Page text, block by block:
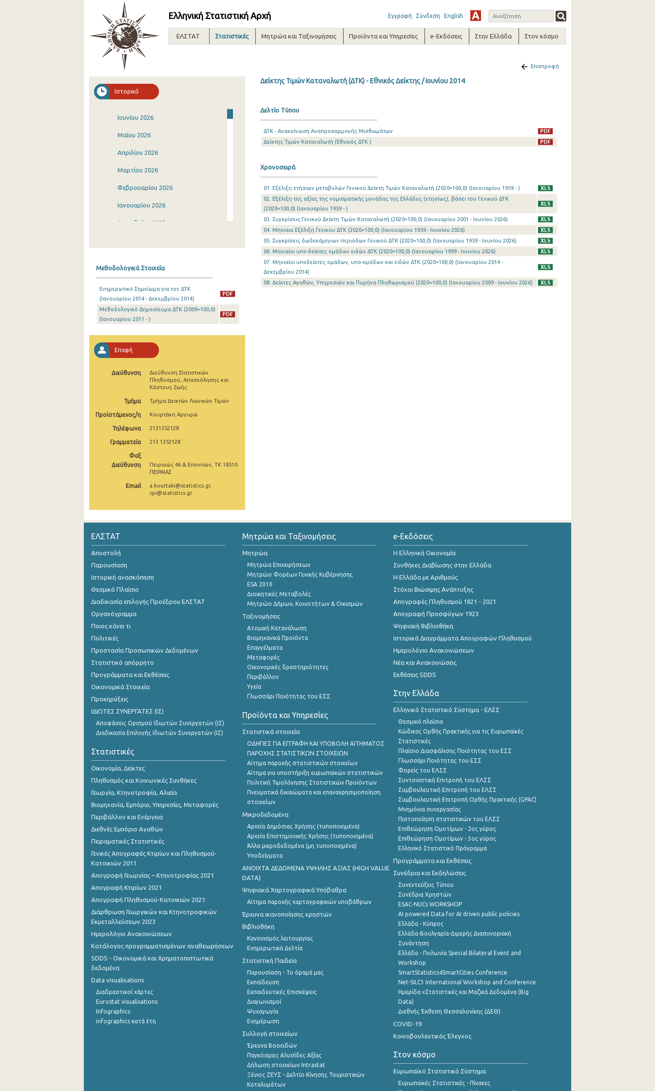
Ελληνική Στατιστική Αρχή Εγγραφή Σύνδεση English
ΕΛΣΤΑΤ Στατιστικές Μητρώα και Ταξινομήσεις Προϊόντα και Υπηρεσίες e-Εκδόσεις Στην Ελλάδα Στον κόσμο
Ιστορικό
Ιουνίου 2026
Μαΐου 2026
Απριλίου 2026
Μαρτίου 2026
Φεβρουαρίου 2026
Ιανουαρίου 2026
Δεκεμβρίου 2025
Αυγούστου 2025
Ιουλίου 2025
Μαρτίου 2025
Φεβρουαρίου 2025
Ιανουαρίου 2025
Δεκεμβρίου 2024
Οκτωβρίου 2024
Σεπτεμβρίου 2024
Ιουλίου 2024
Ιουνίου 2024
Μαΐου 2024
Απριλίου 2024
Μαρτίου 2024
Ιανουαρίου 2024
Δεκεμβρίου 2023
Νοεμβρίου 2023
Οκτωβρίου 2023
Σεπτεμβρίου 2023
Αυγούστου 2023
Ιουλίου 2023
Ιουνίου 2023
Μαΐου 2023
Απριλίου 2023
Μαρτίου 2023
Φεβρουαρίου 2023
Δεκεμβρίου 2022
Νοεμβρίου 2022
Οκτωβρίου 2022
Αυγούστου 2022
Ιουνίου 2022
Μαΐου 2022
Απριλίου 2022
Μαρτίου 2022
Μεθοδολογικά Στοιχεία
Ενημερωτικό Σημείωμα για τον ΔΤΚ
(Ιανουαρίου 2014 - Δεκεμβρίου 2014)
Μεθοδολογικό Δημοσίευμα ΔΤΚ (2009=100,0)
(Ιανουαρίου 2011 - )
Επαφή
Διεύθυνση
Διεύθυνση Στατιστικών
Πληθυσμού, Απασχόλησης και
Κόστους Ζωής
Τμήμα Τμήμα Δεικτών Λιανικών Τιμών
Προϊστάμενος/η Κουρτάκη Αργυρώ
Τηλέφωνα 2131352128
Γραμματεία 213 1352128
Φαξ
Διεύθυνση
Πειραιώς 46 & Επονιτών, ΤΚ 18510
ΠΕΙΡΑΙΑΣ
Email
a.kourtaki@statistics.gr,
cpi@statistics.gr
Επιστροφή
Δείκτης Τιμών Καταναλωτή (ΔΤΚ) - Εθνικός Δείκτης / Ιουνίου 2014
Δελτίο Τύπου
ΔΤΚ - Ανακοίνωση Αναπροσαρμογής Μισθωμάτων
Δείκτης Τιμών Καταναλωτή (Εθνικός ΔΤΚ )
Χρονοσειρά
01. Εξέλιξη ετήσιων μεταβολών Γενικού Δείκτη Τιμών Καταναλωτή (2020=100,0) (Ιανουαρίου 1959 - )
02. Εξέλιξη της αξίας της νομισματικής μονάδας της Ελλάδος (ετησίως), βάσει του Γενικού ΔΤΚ
(2020=100,0) (Ιανουαρίου 1959 - )
03. Συγκρίσεις Γενικού Δείκτη Τιμών Καταναλωτή (2020=100,0) (Ιανουαρίου 2001 - Ιουνίου 2026)
04. Μηνιαια Εξέλιξη Γενικου ΔΤΚ (2020=100,0) (Ιανουαρίου 1959 - Ιουνίου 2026)
05. Συγκρίσεις δωδεκάμηνων περιόδων Γενικού ΔΤΚ (2020=100,0) (Ιανουαρίου 1959 - Ιουνίου 2026)
06. Μηνιαίοι υπο-δείκτες ομάδων ειδών ΔΤΚ (2020=100,0) (Ιανουαρίου 1999 - Ιουνίου 2026)
07. Μηνιαίοι υποδείκτες oμάδων, υπο-ομάδων και ειδών ΔΤΚ (2020=100,0) (Ιανουαρίου 2014 -
Δεκεμβρίου 2014)
08. Δείκτες Αγαθών, Υπηρεσιών και Πυρήνα Πληθωρισμού (2020=100,0) (Ιανουαρίου 2009 - Ιουνίου 2026)
ΕΛΣΤΑΤ
Αποστολή
Παρουσίαση
Ιστορική ανασκόπηση
Θεσμικό Πλαίσιο
Διαδικασία επιλογής Προέδρου ΕΛΣΤΑΤ
Οργανόγραμμα
Ποιος κάνει τι
Πολιτικές
Προστασία Προσωπικών Δεδομένων
Στατιστικό απόρρητο
Προγράμματα και Εκθέσεις
Οικονομικά Στοιχεία
Προκηρύξεις
ΙΔΙΩΤΕΣ ΣΥΝΕΡΓΑΤΕΣ (ΙΣ)
Αποφάσεις Ορισμού Ιδιωτών Συνεργατών (ΙΣ)
Διαδικασία Επιλογής Ιδιωτών Συνεργατών (ΙΣ)
Στατιστικές
Οικονομία, Δείκτες
Πληθυσμός και Κοινωνικές Συνθήκες
Γεωργία, Κτηνοτροφία, Αλιεία
Βιομηχανία, Εμπόριο, Υπηρεσίες, Μεταφορές
Περιβάλλον και Ενέργεια
Διεθνές Εμπόριο Αγαθών
Πειραματικές Στατιστικές
Γενικές Απογραφές Κτιρίων και Πληθυσμού-
Κατοικιών 2011
Απογραφή Γεωργίας – Κτηνοτροφίας 2021
Απογραφή Κτιρίων 2021
Απογραφή Πληθυσμού-Κατοικιών 2021
Διάρθρωση Γεωργικών και Κτηνοτροφικών
Εκμεταλλεύσεων 2023
Ημερολόγιο Ανακοινώσεων
Κατάλογος προγραμματισμένων αναθεωρήσεων
SDDS - Οικονομικά και Χρηματοπιστωτικά
δεδομένα
Data visualisations
Διαδραστικοί χάρτες
Eurostat visualisations
Infographics
infographics κατά έτη
Μητρώα και Ταξινομήσεις
Μητρώα
Μητρώα Επιχειρήσεων
Μητρώο Φορέων Γενικής Κυβέρνησης
ESA 2010
Διοικητικές Μεταβολές
Μητρώο Δήμων, Κοινοτήτων & Οικισμών
Ταξινομήσεις
Ατομική Κατανάλωση
Βιομηχανικά Προϊόντα
Επαγγέλματα
Μεταφορές
Οικονομικές δραστηριότητες
Περιβάλλον
Υγεία
Γλωσσάρι Ποιότητας του ΕΣΣ
Προϊόντα και Υπηρεσίες
Στατιστικά στοιχεία
ΟΔΗΓΙΕΣ ΓΙΑ ΕΓΓΡΑΦΗ ΚΑΙ ΥΠΟΒΟΛΗ ΑΙΤΗΜΑΤΟΣ
ΠΑΡΟΧΗΣ ΣΤΑΤΙΣΤΙΚΩΝ ΣΤΟΙΧΕΙΩΝ
Αίτημα παροχής στατιστικών στοιχείων
Αίτημα για υποστήριξη ευρωπαϊκών στατιστικών
Πολιτική Τιμολόγησης Στατιστικών Προϊόντων
Πνευματικά δικαιώματα και επαναχρησιμοποίηση
στοιχείων
Μικροδεδομένα
Αρχεία Δημόσιας Χρήσης (τυποποιημένα)
Αρχεία Επιστημονικής Χρήσης (τυποποιημένα)
Άλλα μικροδεδομένα (μη τυποποιημένα)
Υποδείγματα
ANOIXTA ΔΕΔΟΜΕΝΑ ΥΨΗΛΗΣ ΑΞΙΑΣ (HIGH VALUE
DATA)
Ψηφιακά Χαρτογραφικά Υπόβαθρα
Αίτημα παροχής χαρτογραφικών υποβάθρων
Έρευνα ικανοποίησης χρηστών
Βιβλιοθήκη
Κανονισμός λειτουργίας
Ενημερωτικά Δελτία
Στατιστική Παιδεία
Παρουσίαση - Το όραμά μας
Εκπαίδευση
Εκπαιδευτικές Επισκέψεις
Διαγωνισμοί
Ψυχαγωγία
Ενημέρωση
Συλλογή στοιχείων
Έρευνα Βοοειδών
Παγκόσμιες Αλυσίδες Αξίας
Δήλωση στοιχείων Intrastat
Ξένιος ΖΕΥΣ - Δελτίο Κίνησης Τουριστικών
Καταλυμάτων
e-Εκδόσεις
Η Ελληνική Οικονομία
Συνθήκες Διαβίωσης στην Ελλάδα
Η Ελλάδα με Αριθμούς
Στόχοι Βιώσιμης Ανάπτυξης
Απογραφές Πληθυσμού 1821 - 2021
Απογραφή Προσφύγων 1923
Ψηφιακή Βιβλιοθήκη
Ιστορικά Διαγράμματα Απογραφών Πληθυσμού
Ημερολόγιο Ανακοινώσεων
Νέα και Ανακοινώσεις
Εκθέσεις SDDS
Στην Ελλάδα
Ελληνικό Στατιστικό Σύστημα - ΕΛΣΣ
Θεσμικό πλαίσιο
Κώδικας Ορθής Πρακτικής για τις Ευρωπαϊκές
Στατιστικές
Πλαίσιο Διασφάλισης Ποιότητας του ΕΣΣ
Γλωσσάρι Ποιότητας του ΕΣΣ
Φορείς του ΕΛΣΣ
Συντονιστική Επιτροπή του ΕΛΣΣ
Συμβουλευτική Επιτροπή του ΕΛΣΣ
Συμβουλευτική Επιτροπή Ορθής Πρακτικής (GPAC)
Μνημόνια συνεργασίας
Πιστοποίηση στατιστικών του ΕΛΣΣ
Επιθεώρηση Ομοτίμων - 2ος γύρος
Επιθεώρηση Ομοτίμων - 3ος γύρος
Ελληνικό Στατιστικό Πρόγραμμα
Προγράμματα και Εκθέσεις
Συνέδρια και Εκδηλώσεις
Συνεντεύξεις Τύπου
Συνέδρια Χρηστών
ESAC-NUCs WORKSHOP
AI powered Data for AI driven public policies
Ελλάδα - Κύπρος
Ελλάδα-Βουλγαρία-Διμερής Διασυνοριακή
Συνάντηση
Ελλάδα - Πολωνία Special Bilateral Event and
Workshop
SmartStatistics4SmartCities Conference
Net-SILC3 International Workshop and Conference
Ημερίδα «Στατιστικές και Μαζικά Δεδομένα (Big
Data)
Διεθνής Έκθεση Θεσσαλονίκης (ΔΕΘ)
COVID-19
Κοινοβουλευτικός Έλεγχος
Στον κόσμο
Ευρωπαϊκό Στατιστικό Σύστημα
Ευρωπαϊκές Στατιστικές - Πίνακες